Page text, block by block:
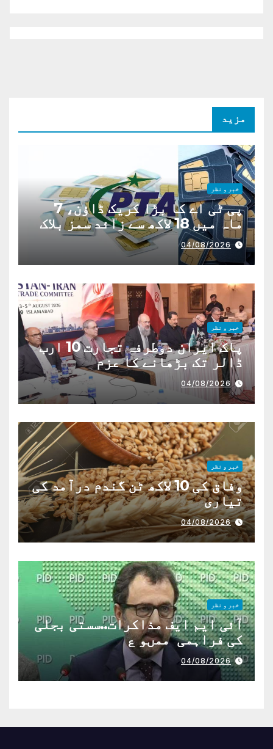
مزید
خبر و نظر
پی ٹی اے کا بڑا کریک ڈاؤن، 7
ماہ میں 18 لاکھ سے زائد سمز بلاک
04/08/2026
خبر و نظر
پاک ایران دوطرفہ تجارت 10 ارب
ڈالر تک بڑھانے کا عزم
04/08/2026
خبر و نظر
وفاق کی 10 لاکھ ٹن گندم درآمد کی
تیاری
04/08/2026
خبر و نظر
آئی ایم ایف مذاکرات..سستی بجلی
کی فراہمی ممںو ع
04/08/2026